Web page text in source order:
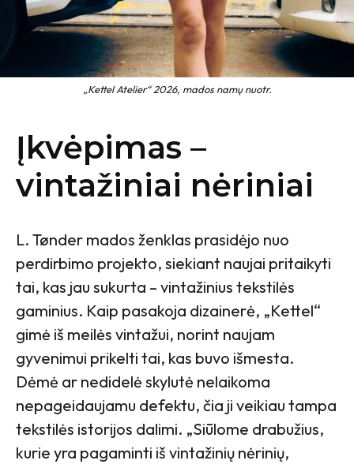
„Kettel Atelier“ 2026, mados namų nuotr.
Įkvėpimas –
vintažiniai nėriniai
L. Tønder mados ženklas prasidėjo nuo
perdirbimo projekto, siekiant naujai pritaikyti
tai, kas jau sukurta – vintažinius tekstilės
gaminius. Kaip pasakoja dizainerė, „Kettel“
gimė iš meilės vintažui, norint naujam
gyvenimui prikelti tai, kas buvo išmesta.
Dėmė ar nedidelė skylutė nelaikoma
nepageidaujamu defektu, čia ji veikiau tampa
tekstilės istorijos dalimi. „Siūlome drabužius,
kurie yra pagaminti iš vintažinių nėrinių,